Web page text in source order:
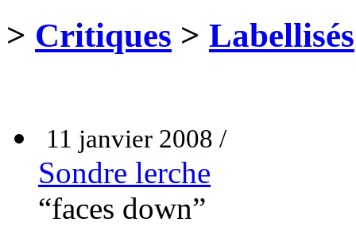
> Critiques > Labellisés
11 janvier 2008 /
Sondre lerche
“faces down”